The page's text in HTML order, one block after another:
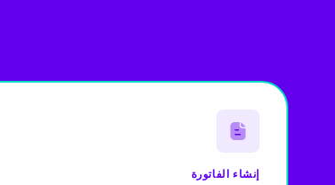
إنشاء الفاتورة